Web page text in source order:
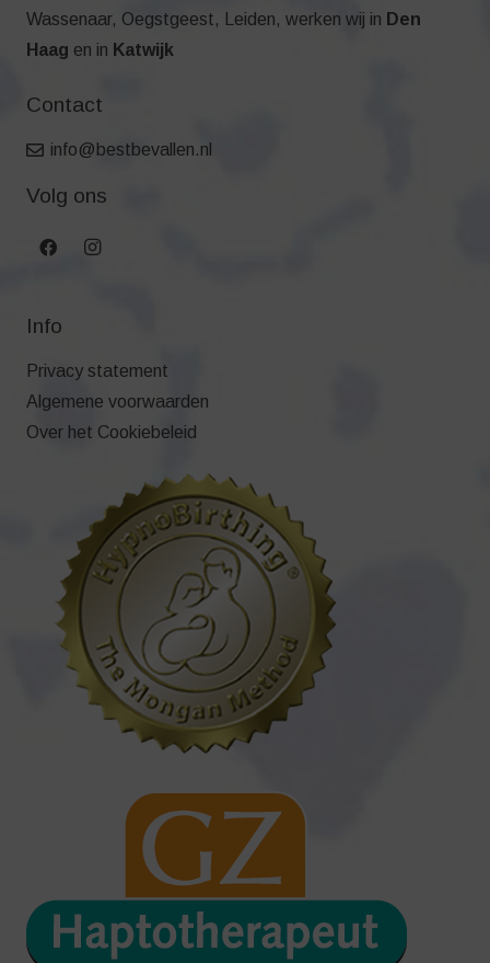
Wassenaar, Oegstgeest, Leiden, werken wij in Den
Haag en in Katwijk
Contact
info@bestbevallen.nl
Volg ons
Info
Privacy statement
Algemene voorwaarden
Over het Cookiebeleid